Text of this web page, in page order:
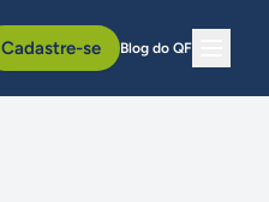
Cadastre-se Blog do QF